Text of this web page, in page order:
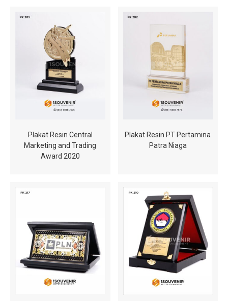
Plakat Resin Central
Marketing and Trading
Award 2020
Plakat Resin PT Pertamina
Patra Niaga